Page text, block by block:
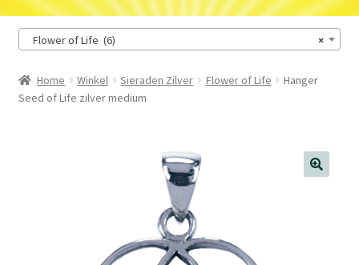
Winkel
Het Gouden Tijdperk
×
Flower of Life (6)
Home Winkel Sieraden Zilver Flower of Life
Hanger
Seed of Life zilver medium